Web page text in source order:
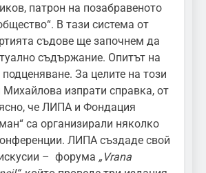
патрон на позабравеното
В тази система от
съдове ще започнем да
съдържание. Опитът на
За целите на този
изпрати справка, от
че ЛИПА и Фондация
са организирали няколко
ЛИПА създаде свой
– форума „Vrana